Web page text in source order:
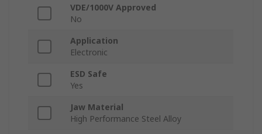
VDE/1000V Approved
No
Application
Electronic
ESD Safe
Yes
Jaw Material
High Performance Steel Alloy